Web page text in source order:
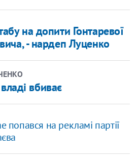
на допити Гонтаревої
- нардеп Луценко
вбиває
попався на рекламі партії